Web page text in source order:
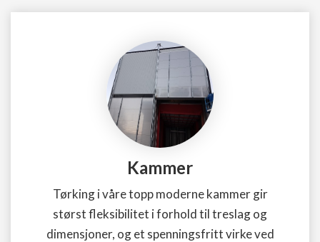
Kammer
Tørking i våre topp moderne kammer gir
størst fleksibilitet i forhold til treslag og
dimensjoner, og et spenningsfritt virke ved